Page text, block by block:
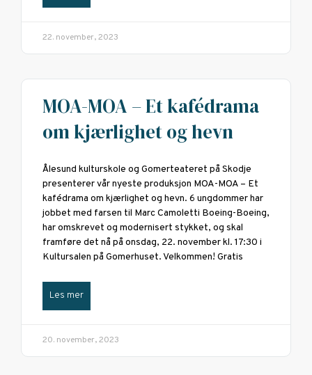
22. november, 2023
MOA-MOA – Et kafédrama
om kjærlighet og hevn
Ålesund kulturskole og Gomerteateret på Skodje
presenterer vår nyeste produksjon MOA-MOA – Et
kafédrama om kjærlighet og hevn. 6 ungdommer har
jobbet med farsen til Marc Camoletti Boeing-Boeing,
har omskrevet og modernisert stykket, og skal
framføre det nå på onsdag, 22. november kl. 17:30 i
Kultursalen på Gomerhuset. Velkommen! Gratis
Les mer
20. november, 2023